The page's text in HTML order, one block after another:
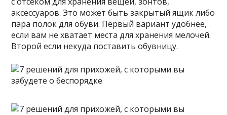
аксессуаров. Это может быть закрытый ящик либо
пара полок для обуви. Первый вариант удобнее,
если вам не хватает места для хранения мелочей.
Второй если некуда поставить обувницу.